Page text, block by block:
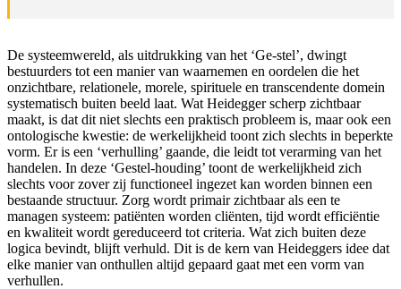
De systeemwereld, als uitdrukking van het ‘Ge-stel’, dwingt
bestuurders tot een manier van waarnemen en oordelen die het
onzichtbare, relationele, morele, spirituele en transcendente domein
systematisch buiten beeld laat. Wat Heidegger scherp zichtbaar
maakt, is dat dit niet slechts een praktisch probleem is, maar ook een
ontologische kwestie: de werkelijkheid toont zich slechts in beperkte
vorm. Er is een ‘verhulling’ gaande, die leidt tot verarming van het
handelen. In deze ‘Gestel-houding’ toont de werkelijkheid zich
slechts voor zover zij functioneel ingezet kan worden binnen een
bestaande structuur. Zorg wordt primair zichtbaar als een te
managen systeem: patiënten worden cliënten, tijd wordt efficiëntie
en kwaliteit wordt gereduceerd tot criteria. Wat zich buiten deze
logica bevindt, blijft verhuld. Dit is de kern van Heideggers idee dat
elke manier van onthullen altijd gepaard gaat met een vorm van
verhullen.